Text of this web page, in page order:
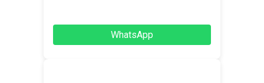
WhatsApp